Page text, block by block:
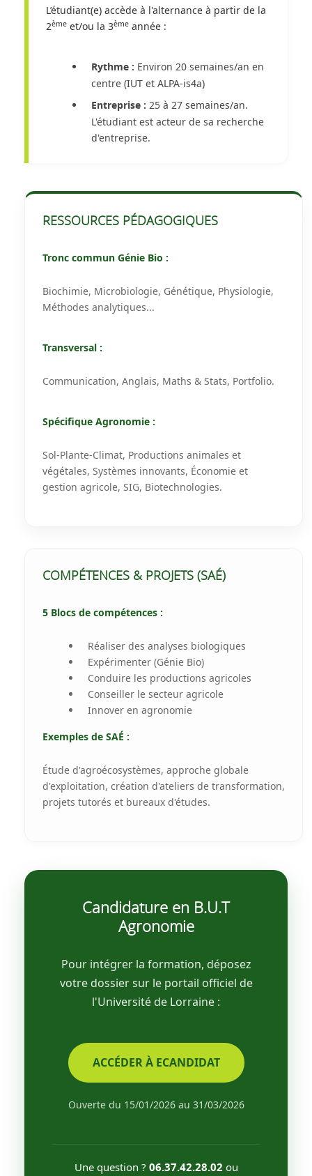
L’étudiant(e) accède à l'alternance à partir de la
2ème et/ou la 3ème année :
Rythme : Environ 20 semaines/an en
centre (IUT et ALPA-is4a)
Entreprise : 25 à 27 semaines/an.
L'étudiant est acteur de sa recherche
d'entreprise.
RESSOURCES PÉDAGOGIQUES
Tronc commun Génie Bio :
Biochimie, Microbiologie, Génétique, Physiologie,
Méthodes analytiques...
Transversal :
Communication, Anglais, Maths & Stats, Portfolio.
Spécifique Agronomie :
Sol-Plante-Climat, Productions animales et
végétales, Systèmes innovants, Économie et
gestion agricole, SIG, Biotechnologies.
COMPÉTENCES & PROJETS (SAÉ)
5 Blocs de compétences :
Réaliser des analyses biologiques
Expérimenter (Génie Bio)
Conduire les productions agricoles
Conseiller le secteur agricole
Innover en agronomie
Exemples de SAÉ :
Étude d'agroécosystèmes, approche globale
d'exploitation, création d'ateliers de transformation,
projets tutorés et bureaux d'études.
Candidature en B.U.T
Agronomie
Pour intégrer la formation, déposez
votre dossier sur le portail officiel de
l'Université de Lorraine :
ACCÉDER À ECANDIDAT
Ouverte du 15/01/2026 au 31/03/2026
Une question ? 06.37.42.28.02 ou